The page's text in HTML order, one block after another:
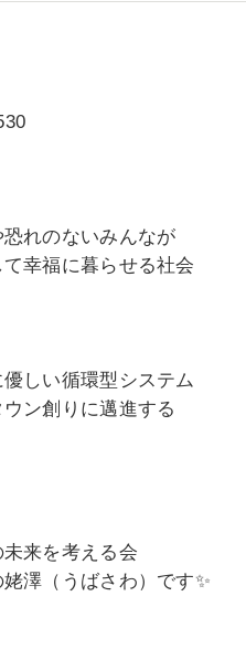
れのないみんなが
幸福に暮らせる社会
しい循環型システム
ン創りに邁進する
来を考える会
澤（うばさわ）です✨️